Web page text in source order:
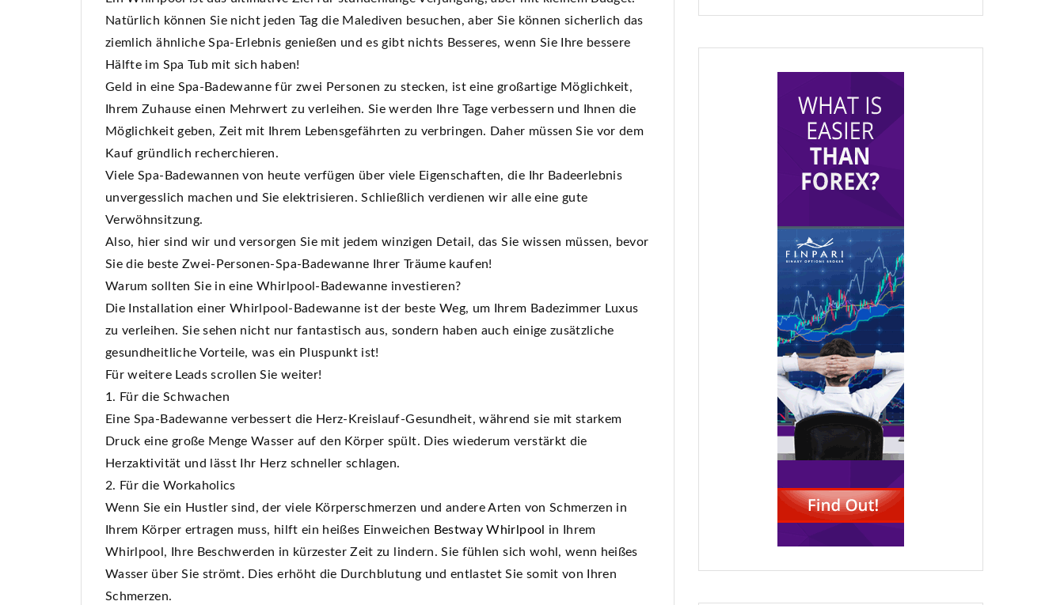
Natürlich können Sie nicht jeden Tag die Malediven besuchen, aber Sie können sicherlich das
ziemlich ähnliche Spa-Erlebnis genießen und es gibt nichts Besseres, wenn Sie Ihre bessere
Hälfte im Spa Tub mit sich haben!
Geld in eine Spa-Badewanne für zwei Personen zu stecken, ist eine großartige Möglichkeit,
Ihrem Zuhause einen Mehrwert zu verleihen. Sie werden Ihre Tage verbessern und Ihnen die
Möglichkeit geben, Zeit mit Ihrem Lebensgefährten zu verbringen. Daher müssen Sie vor dem
Kauf gründlich recherchieren.
Viele Spa-Badewannen von heute verfügen über viele Eigenschaften, die Ihr Badeerlebnis
unvergesslich machen und Sie elektrisieren. Schließlich verdienen wir alle eine gute
Verwöhnsitzung.
Also, hier sind wir und versorgen Sie mit jedem winzigen Detail, das Sie wissen müssen, bevor
Sie die beste Zwei-Personen-Spa-Badewanne Ihrer Träume kaufen!
Warum sollten Sie in eine Whirlpool-Badewanne investieren?
Die Installation einer Whirlpool-Badewanne ist der beste Weg, um Ihrem Badezimmer Luxus
zu verleihen. Sie sehen nicht nur fantastisch aus, sondern haben auch einige zusätzliche
gesundheitliche Vorteile, was ein Pluspunkt ist!
Für weitere Leads scrollen Sie weiter!
1. Für die Schwachen
Eine Spa-Badewanne verbessert die Herz-Kreislauf-Gesundheit, während sie mit starkem
Druck eine große Menge Wasser auf den Körper spült. Dies wiederum verstärkt die
Herzaktivität und lässt Ihr Herz schneller schlagen.
2. Für die Workaholics
Wenn Sie ein Hustler sind, der viele Körperschmerzen und andere Arten von Schmerzen in
Ihrem Körper ertragen muss, hilft ein heißes Einweichen Bestway Whirlpool
in Ihrem
Whirlpool, Ihre Beschwerden in kürzester Zeit zu lindern. Sie fühlen sich wohl, wenn heißes
Wasser über Sie strömt. Dies erhöht die Durchblutung und entlastet Sie somit von Ihren
Schmerzen.